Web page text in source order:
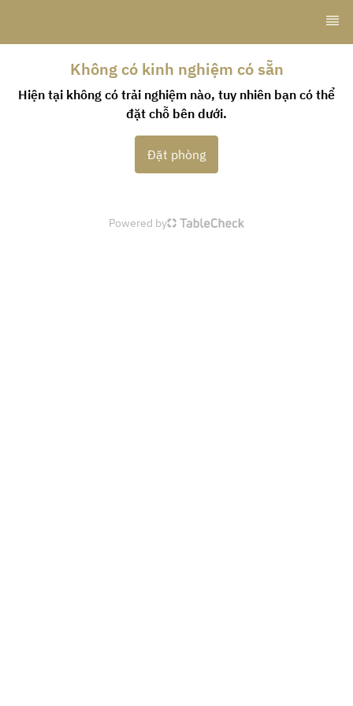
Không có kinh nghiệm có sẵn
Hiện tại không có trải nghiệm nào, tuy nhiên bạn có thể
đặt chỗ bên dưới.
Đặt phòng
Powered by